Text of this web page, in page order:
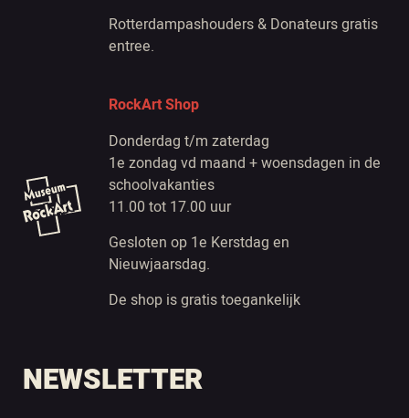
Rotterdampashouders & Donateurs gratis
entree.
RockArt Shop
Donderdag t/m zaterdag
1e zondag vd maand + woensdagen in de
schoolvakanties
11.00 tot 17.00 uur
Gesloten op 1e Kerstdag en
Nieuwjaarsdag.
De shop is gratis toegankelijk
NEWSLETTER